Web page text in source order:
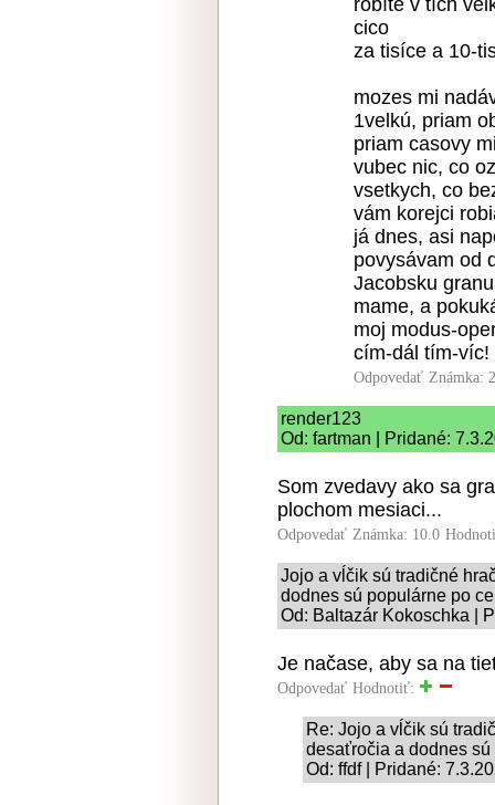
robíte v tích
cico
za tisíce a 10-
mozes mi
1velkú, priam
priam casovy
vubec nic, co
vsetkych, co
vám korejci
já dnes, asi
povysávam od
Jacobsku
mame, a
moj modus-
cím-dál tím-víc!
Odpovedať Známka:
render123
Od: fartman | Pridané:
Som zvedavy ako sa
plochom mesiaci...
Odpovedať Známka: 10.0
Jojo a vĺčik sú tradičné
dodnes sú populárne po
Od: Baltazár Kokoschka |
Je načase, aby sa na
Odpovedať Hodnotiť:
Re: Jojo a vĺčik sú
desaťročia a dodnes
Od: ffdf | Pridané: